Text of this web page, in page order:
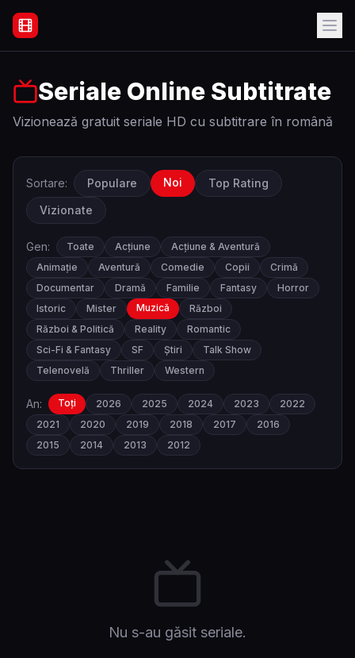
Filme Online Subtitrate - Acasă
Seriale Online Subtitrate
Vizionează gratuit seriale HD cu subtitrare în română
Sortare: Populare Noi
Top Rating
Vizionate
Gen: Toate Acțiune
Acțiune & Aventură
Animație
Aventură Comedie Copii
Crimă
Documentar
Dramă Familie Fantasy
Horror
Istoric
Mister Muzică
Război
Război & Politică
Reality
Romantic
Sci-Fi & Fantasy
SF Știri
Talk Show
Telenovelă
Thriller Western
An: Toți 2026 2025 2024 2023
2022
2021
2020 2019 2018 2017
2016
2015
2014 2013 2012
Nu s-au găsit seriale.